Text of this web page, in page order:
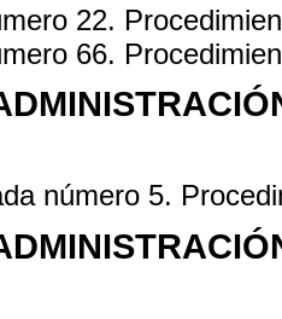
22.
66.
número 5.